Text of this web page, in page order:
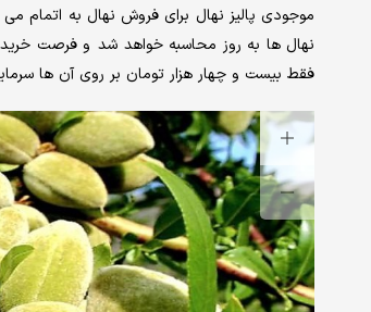
نهال ها به روز محاسبه خواهد شد و فرصت خرید
فقط بیست و چهار هزار تومان بر روی آن ها